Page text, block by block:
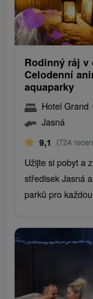
Rodinný ráj v
Celodenní
aquaparky
Hotel Grand
Jasná
9,1 (724
Užijte si pobyt a
středisek Jasná
parků pro